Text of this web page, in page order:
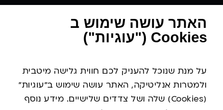
ניווט מהיר
איפה אנחנו?
האתר עושה שימוש ב
Cookies ("עוגיות")
על מנת שנוכל להעניק לכם חווית גלישה מיטבית
ולמטרות אנליטיקה, האתר עושה שימוש ב"עוגיות"
(Cookies) שלה ושל צדדים שלישיים. מידע נוסף